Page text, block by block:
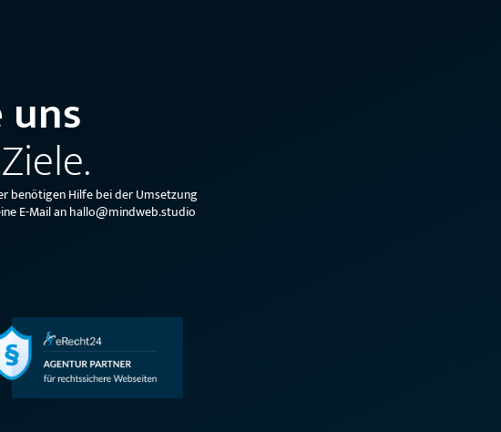
benötigen Hilfe bei der Umsetzung
E-Mail an hallo@mindweb.studio